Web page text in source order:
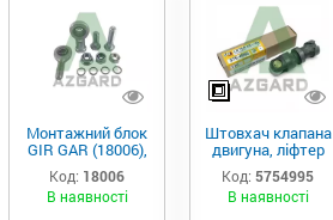
Монтажний блок
GIR GAR (18006),
Аналог
Код: 18006
В наявності
Штовхач клапана
двигуна, ліфтер
(575-4995)
Код: 5754995
В наявності